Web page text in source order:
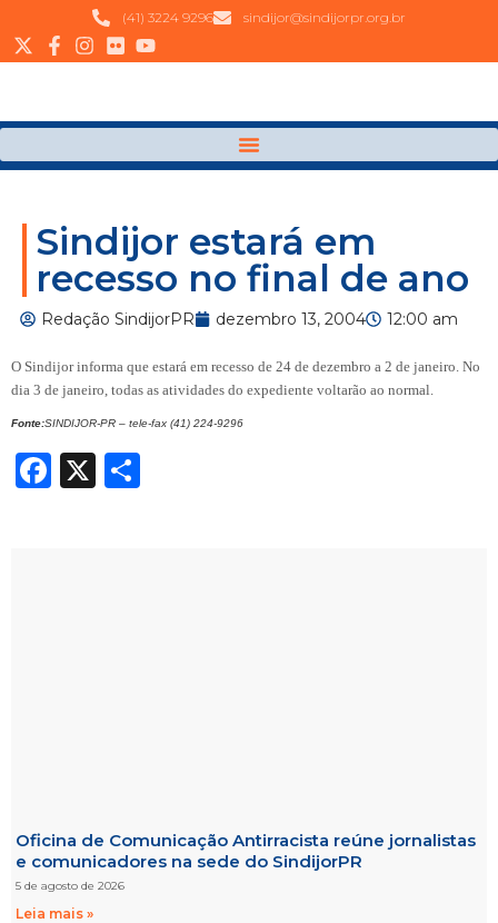
(41) 3224 9296 sindijor@sindijorpr.org.br
Sindijor estará em
recesso no final de ano
Redação SindijorPR dezembro 13, 2004 12:00 am
O Sindijor informa que estará em recesso de 24 de dezembro a 2 de janeiro. No
dia 3 de janeiro, todas as atividades do expediente voltarão ao normal.
Fonte:SINDIJOR-PR – tele-fax (41) 224-9296
Facebook
X
Oficina de Comunicação Antirracista reúne jornalistas
e comunicadores na sede do SindijorPR
5 de agosto de 2026
Leia mais »